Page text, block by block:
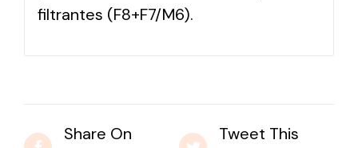
filtrantes (F8+F7/M6).
Share On
Tweet This